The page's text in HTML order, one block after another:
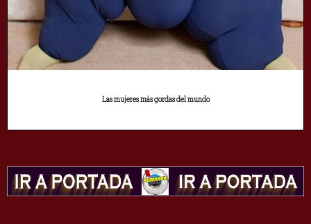
Las mujeres más gordas del mundo